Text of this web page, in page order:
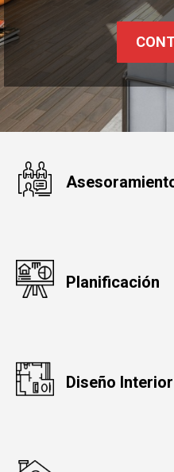
Planificación
Diseño Interior